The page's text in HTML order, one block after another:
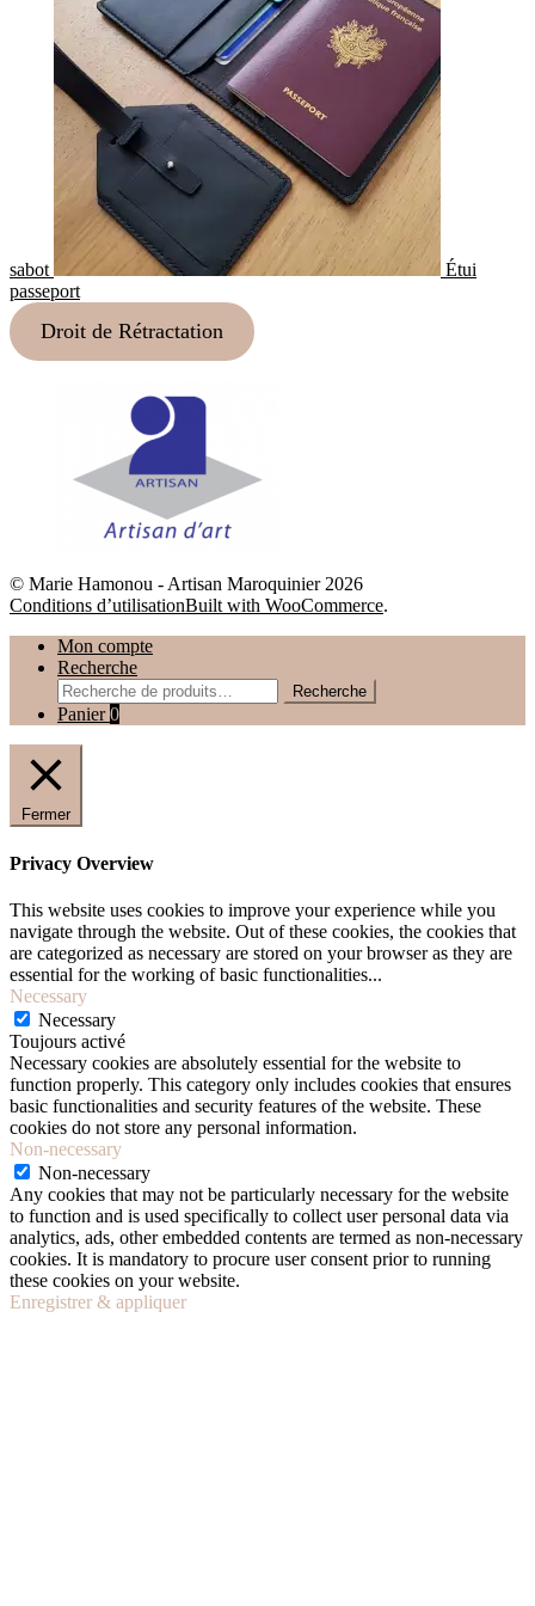
sabot
Étui
passeport
Droit de Rétractation
© Marie Hamonou - Artisan Maroquinier 2026
Conditions d’utilisationBuilt with WooCommerce.
Mon compte
Recherche
Recherche
pour :
Recherche
Panier0
Fermer
Privacy Overview
This website uses cookies to improve your experience while you
navigate through the website. Out of these cookies, the cookies that
are categorized as necessary are stored on your browser as they are
essential for the working of basic functionalities...
Necessary
Necessary
Toujours activé
Necessary cookies are absolutely essential for the website to
function properly. This category only includes cookies that ensures
basic functionalities and security features of the website. These
cookies do not store any personal information.
Non-necessary
Non-necessary
Any cookies that may not be particularly necessary for the website
to function and is used specifically to collect user personal data via
analytics, ads, other embedded contents are termed as non-necessary
cookies. It is mandatory to procure user consent prior to running
these cookies on your website.
Enregistrer & appliquer